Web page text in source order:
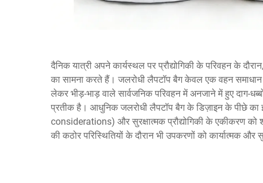
दैनिक यात्री अपने कार्यस्थल पर प्रौद्योगिकी के परिवहन के
का सामना करते हैं। जलरोधी लैपटॉप बैग केवल एक वहन
लेकर भीड़-भाड़ वाले सार्वजनिक परिवहन में अनजाने में हुए दाग-
प्रतीक है। आधुनिक जलरोधी लैपटॉप बैग के डिज़ाइन के पीछे का
considerations) और सुरक्षात्मक प्रौद्योगिकी के एकीकरण को
की कठोर परिस्थितियों के दौरान भी उपकरणों को कार्यात्मक और